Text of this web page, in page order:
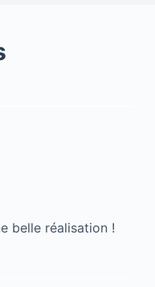
belle réalisation !